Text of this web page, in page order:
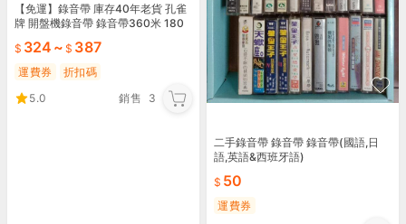
【免運】錄音帶 庫存40年老貨 孔雀
牌 開盤機錄音帶 錄音帶360米 180
324 ~ 387
運費券
折扣碼
5.0
銷售 3
二手錄音帶 錄音帶 錄音帶(國語,日
語,英語&西班牙語)
50
運費券